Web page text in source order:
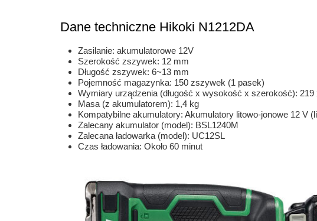
Dane techniczne Hikoki N1212DA
Zasilanie: akumulatorowe 12V
Szerokość zszywek: 12 mm
Długość zszywek: 6~13 mm
Pojemność magazynka: 150 zszywek (1 pasek)
Wymiary urządzenia (długość x wysokość x szerokość):
Masa (z akumulatorem): 1,4 kg
Kompatybilne akumulatory: Akumulatory litowo-jonowe 12 V
Zalecany akumulator (model): BSL1240M
Zalecana ładowarka (model): UC12SL
Czas ładowania: Około 60 minut